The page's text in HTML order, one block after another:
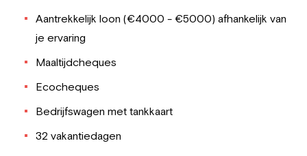
Aantrekkelijk loon (€4000 - €5000) afhankelijk van
je ervaring
Maaltijdcheques
Ecocheques
Bedrijfswagen met tankkaart
32 vakantiedagen